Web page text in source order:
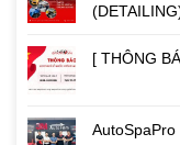
[ THÔNG